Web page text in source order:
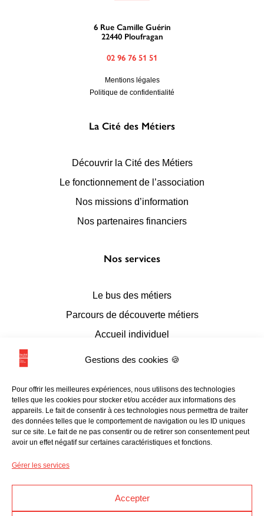
Gestions des cookies 🍪
Pour offrir les meilleures expériences, nous utilisons des technologies
telles que les cookies pour stocker et/ou accéder aux informations des
appareils. Le fait de consentir à ces technologies nous permettra de traiter
des données telles que le comportement de navigation ou les ID uniques
sur ce site. Le fait de ne pas consentir ou de retirer son consentement peut
avoir un effet négatif sur certaines caractéristiques et fonctions.
Gérer les services
Accepter
6 Rue Camille Guérin
22440 Ploufragan
02 96 76 51 51
Mentions légales
Politique de confidentialité
La Cité des Métiers
Découvrir la Cité des Métiers
Le fonctionnement de l’association
Nos missions d’information
Nos partenaires financiers
Nos services
Le bus des métiers
Parcours de découverte métiers
Accueil individuel
Accueil en conseil numérique
Espace documentaire et multimédia
L’accessibilité
Les liens utiles
Programmation
Ressources en ligne